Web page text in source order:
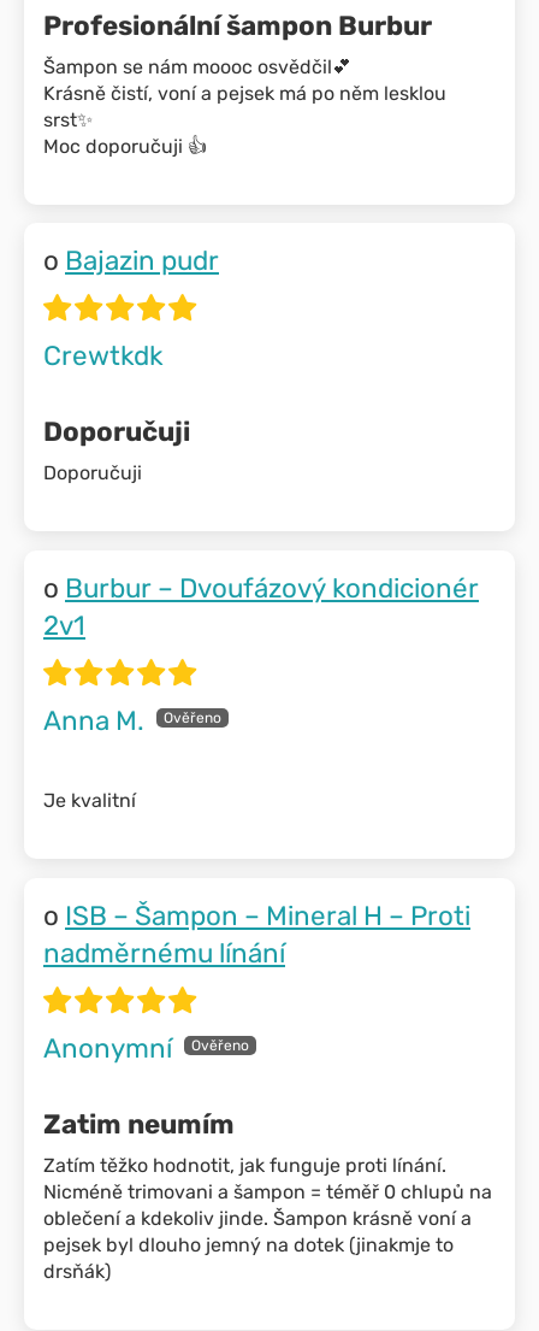
Profesionální šampon Burbur
Šampon se nám moooc osvědčil💕
Krásně čistí, voní a pejsek má po něm lesklou
srst✨
Moc doporučuji 👍
Bajazin pudr
Crewtkdk
Doporučuji
Doporučuji
Burbur – Dvoufázový kondicionér
2v1
Anna M.
Je kvalitní
ISB – Šampon – Mineral H – Proti
nadměrnému línání
Anonymní
Zatim neumím
Zatím těžko hodnotit, jak funguje proti línání.
Nicméně trimovani a šampon = téměř 0 chlupů na
oblečení a kdekoliv jinde. Šampon krásně voní a
pejsek byl dlouho jemný na dotek (jinakmje to
drsňák)